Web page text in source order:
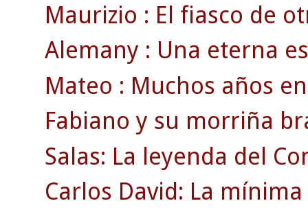
Maurizio : El fiasco de
Alemany : Una eterna
Mateo : Muchos años
Fabiano y su morriña
Salas: La leyenda del
Carlos David: La